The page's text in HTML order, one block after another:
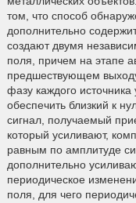
том, что способ
дополнительно
создают двумя
поля, причем на этапе
предшествующем
фазу каждого
обеспечить близкий к
сигнал, получаемый
который усиливают,
равным по амплитуде
дополнительно
периодическое
поля, для чего